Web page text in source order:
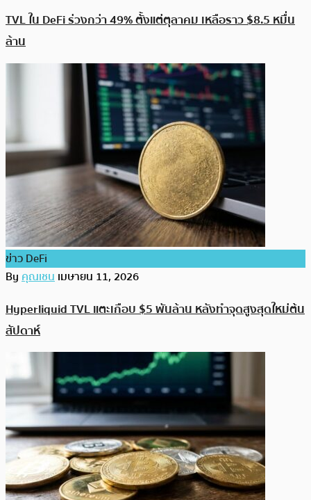
TVL ใน DeFi ร่วงกว่า 49% ตั้งแต่ตุลาคม เหลือราว $8.5 หมื่น
ล้าน
ข่าว DeFi
Byคุณเชนเมษายน 11, 2026
Hyperliquid TVL แตะเกือบ $5 พันล้าน หลังทำจุดสูงสุดใหม่ต้น
สัปดาห์